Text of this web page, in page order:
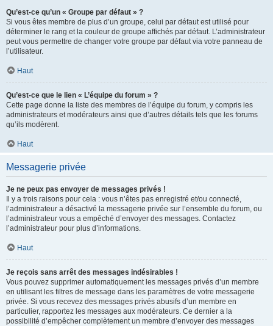
Qu’est-ce qu’un « Groupe par défaut » ?
Si vous êtes membre de plus d’un groupe, celui par défaut est utilisé pour
déterminer le rang et la couleur de groupe affichés par défaut. L’administrateur
peut vous permettre de changer votre groupe par défaut via votre panneau de
l’utilisateur.
Haut
Qu’est-ce que le lien « L’équipe du forum » ?
Cette page donne la liste des membres de l’équipe du forum, y compris les
administrateurs et modérateurs ainsi que d’autres détails tels que les forums
qu’ils modèrent.
Haut
Messagerie privée
Je ne peux pas envoyer de messages privés !
Il y a trois raisons pour cela : vous n’êtes pas enregistré et/ou connecté,
l’administrateur a désactivé la messagerie privée sur l’ensemble du forum, ou
l’administrateur vous a empêché d’envoyer des messages. Contactez
l’administrateur pour plus d’informations.
Haut
Je reçois sans arrêt des messages indésirables !
Vous pouvez supprimer automatiquement les messages privés d’un membre
en utilisant les filtres de message dans les paramètres de votre messagerie
privée. Si vous recevez des messages privés abusifs d’un membre en
particulier, rapportez les messages aux modérateurs. Ce dernier a la
possibilité d’empêcher complètement un membre d’envoyer des messages